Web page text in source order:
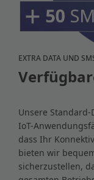
EXTRA DATA UND
Unsere
IoT-
dass Ihr
bieten wir
sicherzustellen,